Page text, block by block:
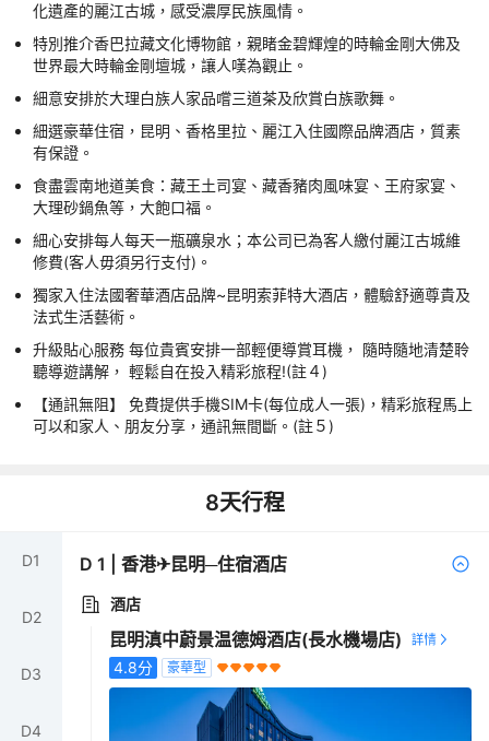
化遺產的麗江古城，感受濃厚民族風情。
特別推介香巴拉藏文化博物館，親睹金碧輝煌的時輪金剛大佛及
世界最大時輪金剛壇城，讓人嘆為觀止。
細意安排於大理白族人家品嚐三道茶及欣賞白族歌舞。
細選豪華住宿，昆明、香格里拉、麗江入住國際品牌酒店，質素
有保證。
食盡雲南地道美食：藏王土司宴、藏香豬肉風味宴、王府家宴、
大理砂鍋魚等，大飽口福。
細心安排每人每天一瓶礦泉水；本公司已為客人繳付麗江古城維
修費(客人毋須另行支付)。
獨家入住法國奢華酒店品牌~昆明索菲特大酒店，體驗舒適尊貴及
法式生活藝術。
升級貼心服務 每位貴賓安排一部輕便導賞耳機， 隨時隨地清楚聆
聽導遊講解， 輕鬆自在投入精彩旅程!(註４)
【通訊無阻】 免費提供手機SIM卡(每位成人一張)，精彩旅程馬上
可以和家人、朋友分享，通訊無間斷。(註５)
8天行程
D1
D2
D3
D4
D1 |香港✈昆明─住宿酒店
酒店
昆明滇中蔚景温德姆酒店(長水機場店)
4.8分 豪華型